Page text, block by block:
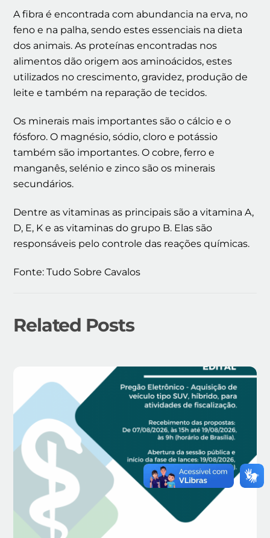
A fibra é encontrada com abundancia na erva, no
feno e na palha, sendo estes essenciais na dieta
dos animais. As proteínas encontradas nos
alimentos dão origem aos aminoácidos, estes
utilizados no crescimento, gravidez, produção de
leite e também na reparação de tecidos.
Os minerais mais importantes são o cálcio e o
fósforo. O magnésio, sódio, cloro e potássio
também são importantes. O cobre, ferro e
manganês, selénio e zinco são os minerais
secundários.
Dentre as vitaminas as principais são a vitamina A,
D, E, K e as vitaminas do grupo B. Elas são
responsáveis pelo controle das reações químicas.
Fonte: Tudo Sobre Cavalos
Related Posts